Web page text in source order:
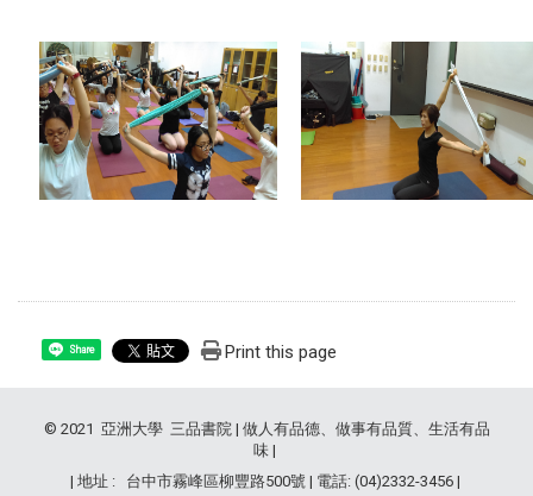
Share Print this page
© 2021 亞洲大學 三品書院 | 做人有品德、做事有品質、生活有品
味 |
| 地址 : 台中市霧峰區柳豐路500號 | 電話: (04)2332-3456 |